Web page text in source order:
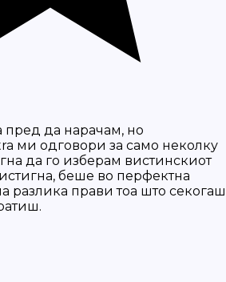
да нарачам, но
ми одговори за само неколку
да го изберам вистинскиот
беше во перфектна
разлика прави тоа што секогаш